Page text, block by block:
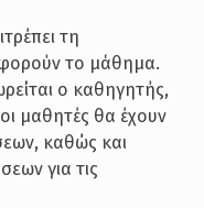
τη
το μάθημα.
ο καθηγητής,
μαθητές θα έχουν
καθώς και
για τις